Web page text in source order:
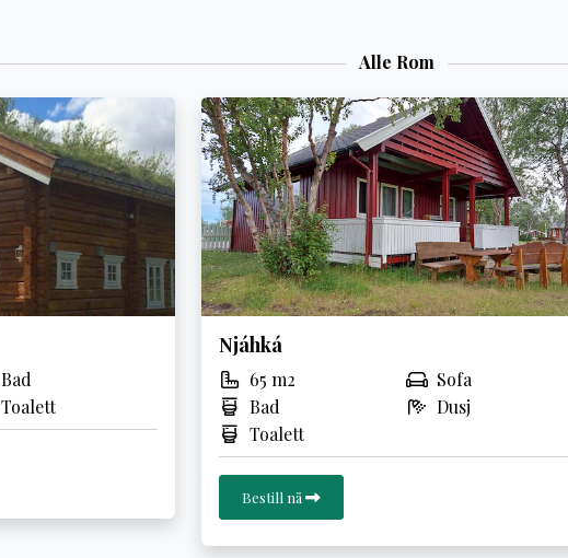
Alle Rom
Bad
Toalett
Njáhká
65 m2
Sofa
Bad
Dusj
Toalett
Bestill nå